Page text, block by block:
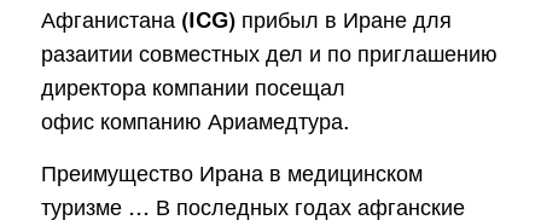
Афганистана (ICG) прибыл в Иране для
разаитии совместных дел и по приглашению
директора компании посещал
офис компанию Ариамедтура.
Преимущество Ирана в медицинском
туризме … В последных годах афганские